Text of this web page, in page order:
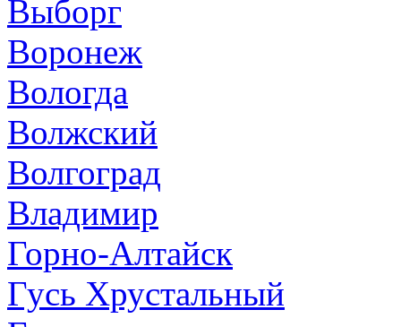
Выборг
Воронеж
Вологда
Волжский
Волгоград
Владимир
Горно-Алтайск
Гусь Хрустальный